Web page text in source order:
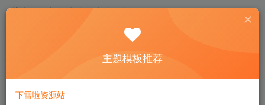
排序 更新 浏览 点赞 评论
主题模板推荐
下雪啦资源站